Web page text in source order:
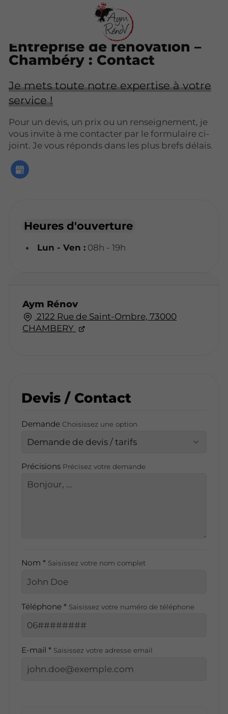
Entreprise de rénovation –
Chambéry : Contact
Je mets toute notre expertise à votre
service !
Pour un devis, un prix ou un renseignement, je
vous invite à me contacter par le formulaire ci-
joint. Je vous réponds dans les plus brefs délais.
Heures d'ouverture
Lun - Ven :08h - 19h
Aym Rénov
2122 Rue de Saint-Ombre, 73000
CHAMBERY
Devis / Contact
Demande Choisissez une option
Précisions Précisez votre demande
Nom * Saisissez votre nom complet
Téléphone * Saisissez votre numéro de téléphone
E-mail * Saisissez votre adresse email